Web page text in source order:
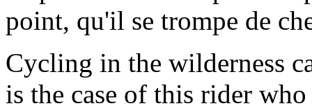
point, qu'il se trompe de
Cycling in the wilderness
is the case of this rider